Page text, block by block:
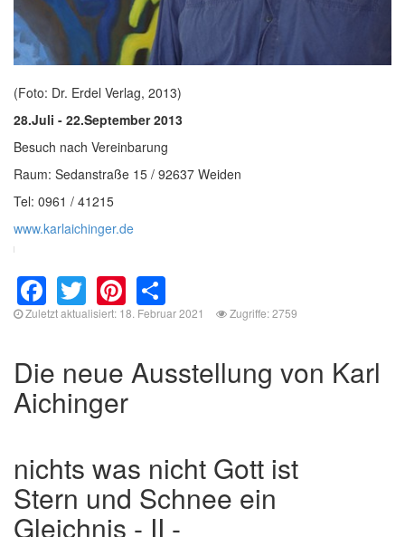
(Foto: Dr. Erdel Verlag, 2013)
28.Juli - 22.September 2013
Besuch nach Vereinbarung
Raum: Sedanstraße 15 / 92637 Weiden
Tel: 0961 / 41215
www.karlaichinger.de
Facebook
TwitterPinterest
Zuletzt aktualisiert: 18. Februar 2021 Zugriffe: 2759
Die neue Ausstellung von Karl
Aichinger
nichts was nicht Gott ist
Stern und Schnee ein
Gleichnis - II -